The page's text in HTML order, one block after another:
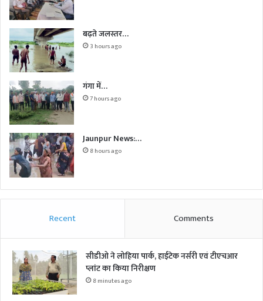
बढ़ते जलस्तर…
3 hours ago
गंगा में…
7 hours ago
Jaunpur News:…
8 hours ago
Recent Comments
सीडीओ ने लोहिया पार्क, हाईटेक नर्सरी एवं टीएचआर
प्लांट का किया निरीक्षण
8 minutes ago